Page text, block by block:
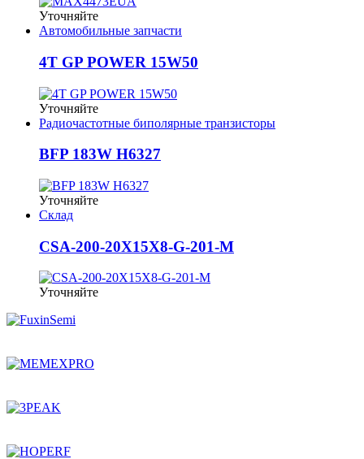
Уточняйте
Автомобильные запчасти
4T GP POWER 15W50
Уточняйте
Радиочастотные биполярные транзисторы
BFP 183W H6327
Уточняйте
Склад
CSA-200-20X15X8-G-201-M
Уточняйте